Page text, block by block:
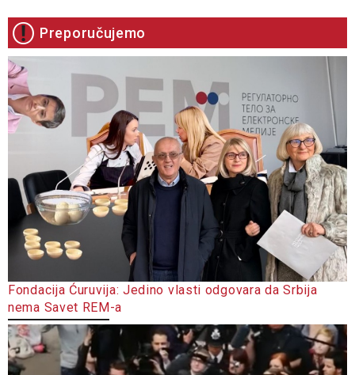
Preporučujemo
Fondacija Ćuruvija: Jedino vlasti odgovara da Srbija
nema Savet REM-a